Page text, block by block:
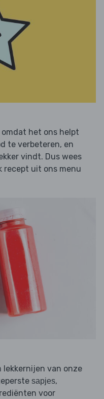
het ons helpt
te verbeteren, en
vindt. Dus wees
recept uit ons menu
lekkernijen van onze
sapjes,
voor